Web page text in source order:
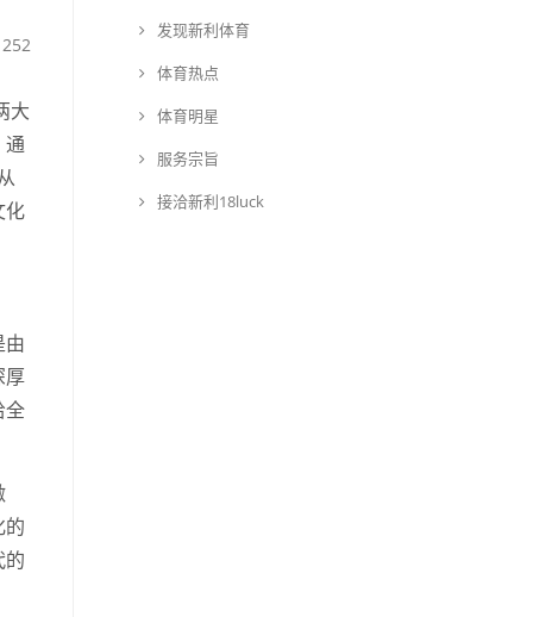
252
大
通
化
由
厚
全
的
的
发现新利体育
体育热点
体育明星
服务宗旨
接洽新利18luck